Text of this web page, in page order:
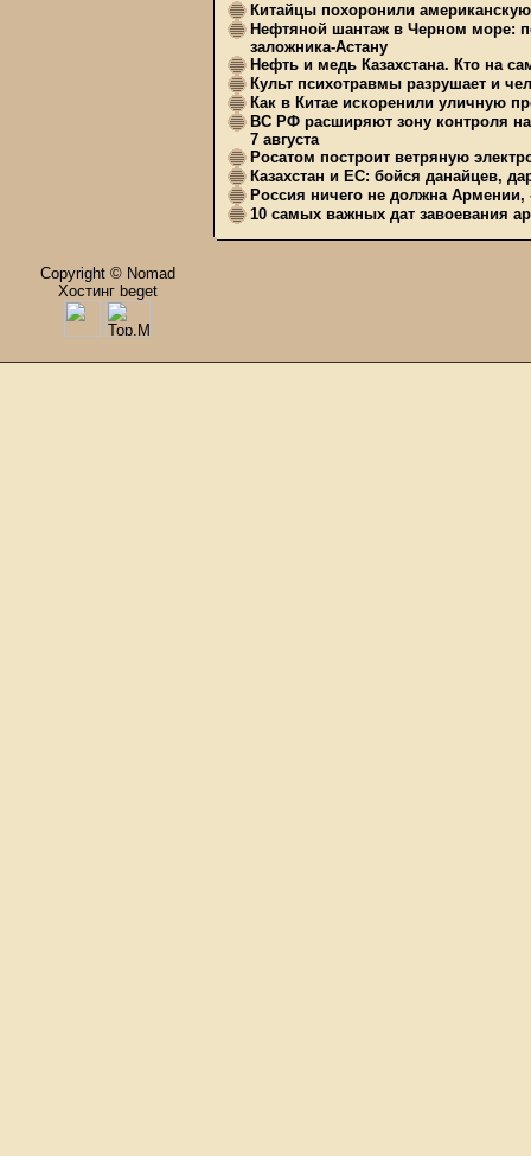
Китайцы похоронили
Нефтяной шантаж в Черном море:
заложника-Астану
Нефть и медь Казахстана. Кто на
Культ психотравмы разрушает и
Как в Китае искоренили уличную
ВС РФ расширяют зону контроля на
7 августа
Росатом построит ветряную
Казахстан и ЕС: бойся данайцев,
Россия ничего не должна Армении,
10 самых важных дат завоевания
Copyright © Nomad
Хостинг beget